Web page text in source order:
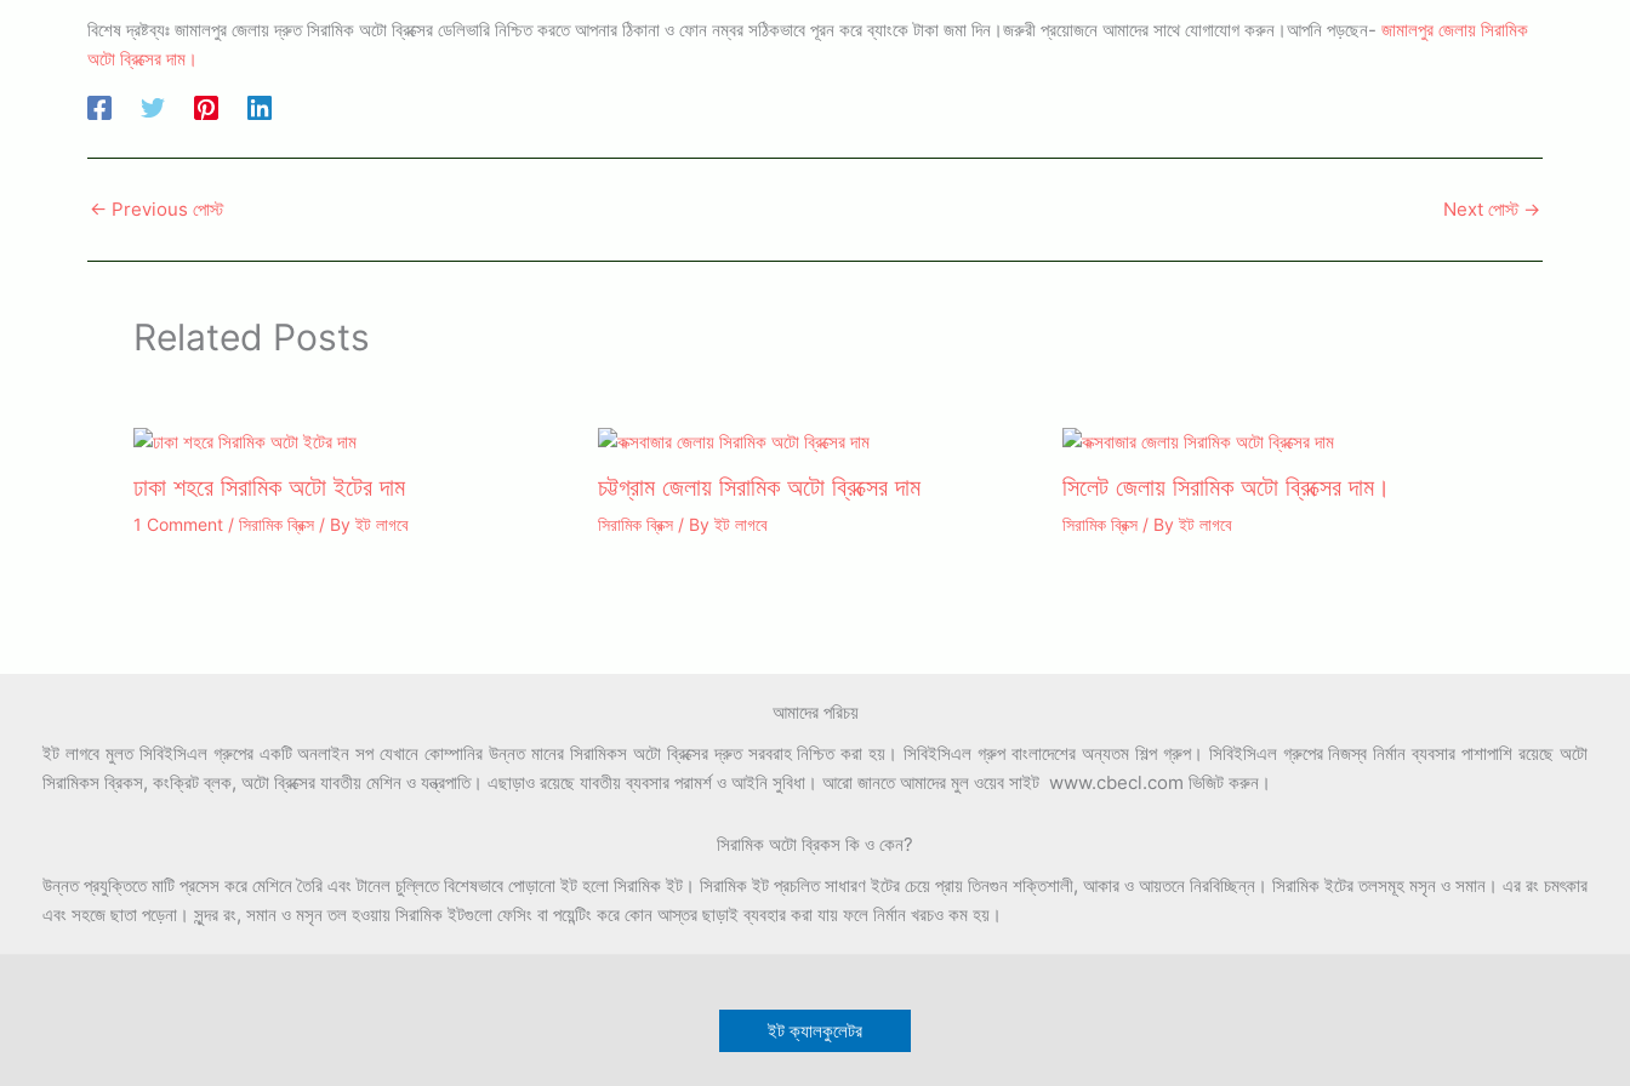
বিশেষ দ্রষ্টব্যঃ জামালপুর জেলায় দ্রুত সিরামিক অটো ব্রিক্সের ডেলিভারি নিশ্চিত করতে আপনার ঠিকানা ও ফোন নম্বর সঠিকভাবে পূরন করে ব্যাংকে টাকা জমা দিন।জরুরী প্রয়োজনে আমাদের সাথে যোগাযোগ করুন।আপনি পড়ছেন- জামালপুর জেলায় সিরামিক
অটো ব্রিক্সের দাম।
← Previous পোস্ট Next পোস্ট →
Related Posts
ঢাকা শহরে সিরামিক অটো ইটের দাম
1 Comment / সিরামিক ব্রিক্স/ By ইট লাগবে
চট্টগ্রাম জেলায় সিরামিক অটো ব্রিক্সের দাম
সিরামিক ব্রিক্স/ By ইট লাগবে
সিলেট জেলায় সিরামিক অটো ব্রিক্সের দাম।
সিরামিক ব্রিক্স / Byইট লাগবে
আমাদের পরিচয়
ইট লাগবে মুলত সিবিইসিএল গ্রুপের একটি অনলাইন সপ যেখানে কোম্পানির উন্নত মানের সিরামিকস অটো ব্রিক্সের দ্রুত সরবরাহ নিশ্চিত করা হয়। সিবিইসিএল গ্রুপ বাংলাদেশের অন্যতম শিল্প গ্রুপ। সিবিইসিএল গ্রুপের নিজস্ব নির্মান ব্যবসার পাশাপাশি রয়েছে অটো
সিরামিকস ব্রিকস, কংক্রিট ব্লক, অটো ব্রিক্সের যাবতীয় মেশিন ও যন্ত্রপাতি। এছাড়াও রয়েছে যাবতীয় ব্যবসার পরামর্শ ও আইনি সুবিধা। আরো জানতে আমাদের মুল ওয়েব সাইট www.cbecl.com ভিজিট করুন।
সিরামিক অটো ব্রিকস কি ও কেন?
উন্নত প্রযুক্তিতে মাটি প্রসেস করে মেশিনে তৈরি এবং টানেল চুল্লিতে বিশেষভাবে পোড়ানো ইট হলো সিরামিক ইট। সিরামিক ইট প্রচলিত সাধারণ ইটের চেয়ে প্রায় তিনগুন শক্তিশালী, আকার ও আয়তনে নিরবিচ্ছিন্ন। সিরামিক ইটের তলসমূহ মসৃন ও সমান। এর রং চমৎকার
এবং সহজে ছাতা পড়েনা। সুন্দর রং, সমান ও মসৃন তল হওয়ায় সিরামিক ইটগুলো ফেসিং বা পয়েন্টিং করে কোন আস্তর ছাড়াই ব্যবহার করা যায় ফলে নির্মান খরচও কম হয়।
ইট ক্যালকুলেটর